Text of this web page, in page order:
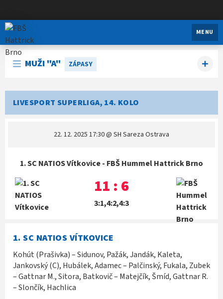
FBŠ Hattrick Brno
MENU
MUŽI "A" ZÁPASY
LIVESPORT SUPERLIGA, 14. KOLO
22. 12. 2025 17:30@ SH Sareza Ostrava
1. SC NATIOS Vítkovice - FBŠ Hummel Hattrick Brno
11 : 6
3:1,4:2,4:3
1. SC NATIOS VÍTKOVICE
Kohút (Prašivka) – Sidunov, Pažák, Jandák, Kaleta,
Jankovský (C), Hubálek, Adamec – Palčinský, Fukala, Zubek
– Gattnar M., Sitora, Batkovič – Matejčík, Šmíd, Gattnar R.
– Slončík, Hachlica